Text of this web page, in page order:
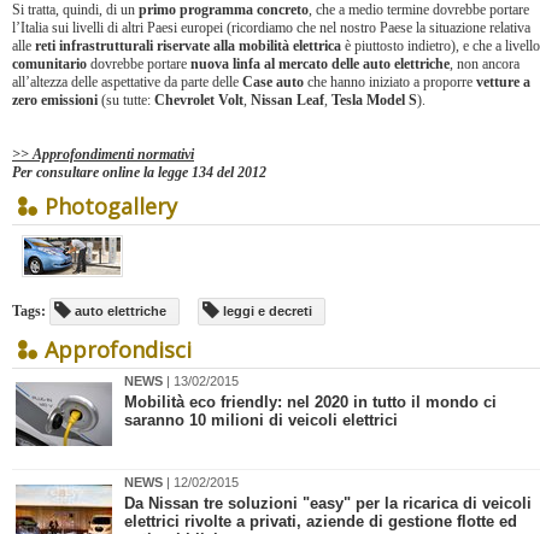
Si tratta, quindi, di un primo programma concreto, che a medio termine dovrebbe portare
l’Italia sui livelli di altri Paesi europei (ricordiamo che nel nostro Paese la situazione relativa
alle reti infrastrutturali riservate alla mobilità elettrica è piuttosto indietro), e che a livello
comunitario dovrebbe portare nuova linfa al mercato delle auto elettriche, non ancora
all’altezza delle aspettative da parte delle Case auto che hanno iniziato a proporre vetture a
zero emissioni (su tutte: Chevrolet Volt, Nissan Leaf, Tesla Model S).
>> Approfondimenti normativi
Per consultare online la legge 134 del 2012
Photogallery
Tags: auto elettriche leggi e decreti
Approfondisci
NEWS | 13/02/2015
Mobilità eco friendly: nel 2020 in tutto il mondo ci
saranno 10 milioni di veicoli elettrici
NEWS | 12/02/2015
Da Nissan tre soluzioni "easy" per la ricarica di veicoli
elettrici rivolte a privati, aziende di gestione flotte ed